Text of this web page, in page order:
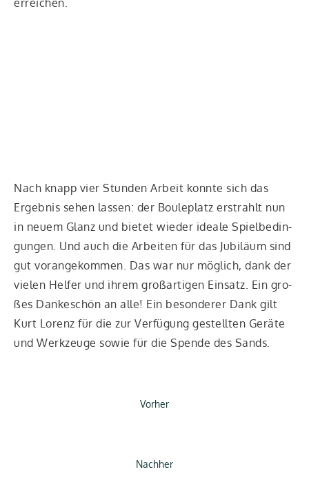
Nach knapp vier Stun­den Arbeit konn­te sich das
Ergeb­nis sehen las­sen: der Boule­platz erstrahlt nun
in neu­em Glanz und bie­tet wie­der idea­le Spiel­be­din­
gun­gen. Und auch die Arbei­ten für das Jubi­lä­um sind
gut vor­an­ge­kom­men. Das war nur mög­lich, dank der
vie­len Hel­fer und ihrem groß­ar­ti­gen Ein­satz. Ein gro­
ßes Dan­ke­schön an alle! Ein beson­de­rer Dank gilt
Kurt Lorenz für die zur Ver­fü­gung gestell­ten Gerä­te
und Werk­zeu­ge sowie für die Spen­de des Sands.
Vor­her
Nach­her